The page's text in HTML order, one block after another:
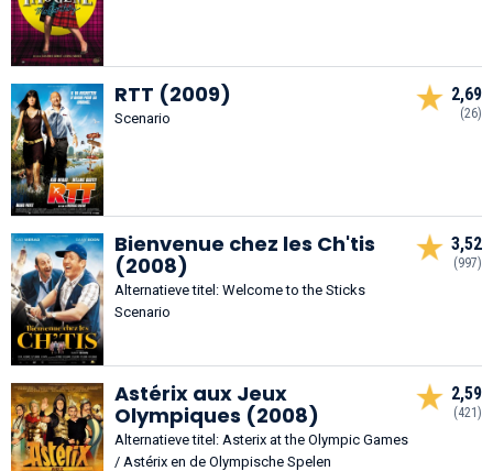
RTT (2009)
Scenario
2,69
(26)
Bienvenue chez les Ch'tis
(2008)
Alternatieve titel: Welcome to the Sticks
Scenario
3,52
(997)
Astérix aux Jeux
Olympiques (2008)
Alternatieve titel: Asterix at the Olympic Games
/ Astérix en de Olympische Spelen
2,59
(421)